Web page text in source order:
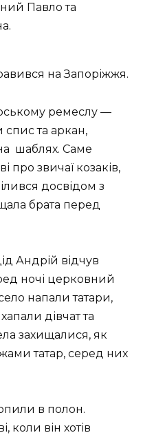
Павло та
на Запоріжжя.
ремеслу —
спис та аркан,
шаблях. Саме
про звичаї козаків,
досвідом з
брата перед
Андрій відчув
ночі церковний
напали татари,
дівчат та
захищалися, як
татар, серед них
в полон.
коли він хотів